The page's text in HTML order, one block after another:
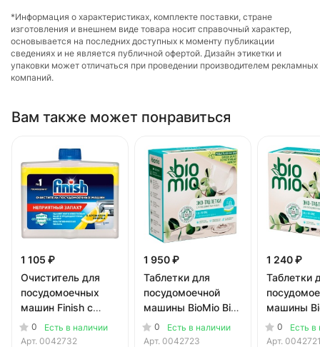
*Информация о характеристиках, комплекте поставки, стране
изготовления и внешнем виде товара носит справочный характер,
основывается на последних доступных к моменту публикации
сведениях и не является публичной офертой. Дизайн этикетки и
упаковки может отличаться при проведении производителем рекламных
компаний.
Вам также может понравиться
1 105 ₽
Очиститель для
посудомоечных
машин Finish с
ароматом лимона
250 мл
0
Есть в наличии
Арт. 0042732
1 950 ₽
Таблетки для
посудомоечной
машины BioMio Bio-
Total Эвкалипт 50
шт
0
Есть в наличии
Арт. 0042723
1 240 ₽
Таблетки
машины
Total
шт
0
Есть в
Арт.